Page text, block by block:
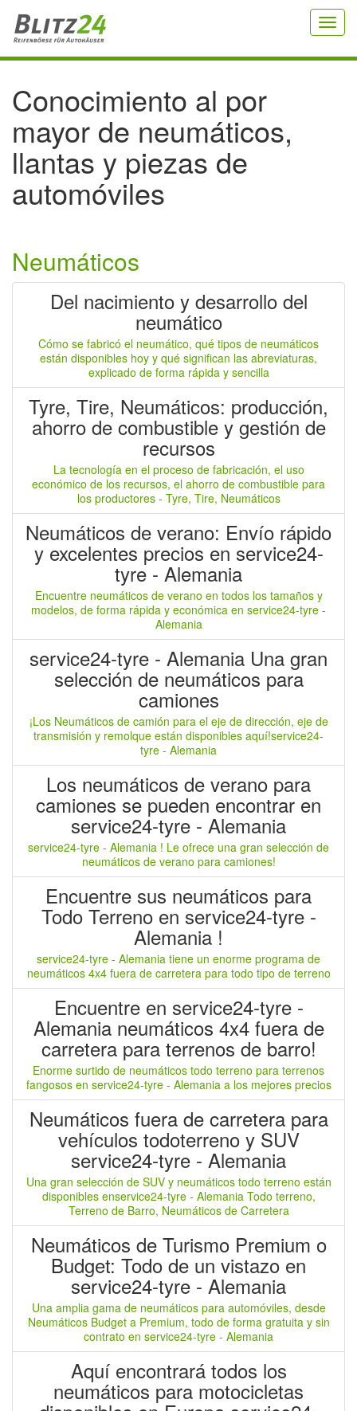
Conocimiento al por
mayor de neumáticos,
llantas y piezas de
automóviles
Neumáticos
Del nacimiento y desarrollo del
neumático
Cómo se fabricó el neumático, qué tipos de neumáticos
están disponibles hoy y qué significan las abreviaturas,
explicado de forma rápida y sencilla
Tyre, Tire, Neumáticos: producción,
ahorro de combustible y gestión de
recursos
La tecnología en el proceso de fabricación, el uso
económico de los recursos, el ahorro de combustible para
los productores - Tyre, Tire, Neumáticos
Neumáticos de verano: Envío rápido
y excelentes precios en service24-
tyre - Alemania
Encuentre neumáticos de verano en todos los tamaños y
modelos, de forma rápida y económica en service24-tyre -
Alemania
service24-tyre - Alemania Una gran
selección de neumáticos para
camiones
¡Los Neumáticos de camión para el eje de dirección, eje de
transmisión y remolque están disponibles aquí!service24-
tyre - Alemania
Los neumáticos de verano para
camiones se pueden encontrar en
service24-tyre - Alemania
service24-tyre - Alemania ! Le ofrece una gran selección de
neumáticos de verano para camiones!
Encuentre sus neumáticos para
Todo Terreno en service24-tyre -
Alemania !
service24-tyre - Alemania tiene un enorme programa de
neumáticos 4x4 fuera de carretera para todo tipo de terreno
Encuentre en service24-tyre -
Alemania neumáticos 4x4 fuera de
carretera para terrenos de barro!
Enorme surtido de neumáticos todo terreno para terrenos
fangosos en service24-tyre - Alemania a los mejores precios
Neumáticos fuera de carretera para
vehículos todoterreno y SUV
service24-tyre - Alemania
Una gran selección de SUV y neumáticos todo terreno están
disponibles enservice24-tyre - Alemania Todo terreno,
Terreno de Barro, Neumáticos de Carretera
Neumáticos de Turismo Premium o
Budget: Todo de un vistazo en
service24-tyre - Alemania
Una amplia gama de neumáticos para automóviles, desde
Neumáticos Budget a Premium, todo de forma gratuita y sin
contrato en service24-tyre - Alemania
Aquí encontrará todos los
neumáticos para motocicletas